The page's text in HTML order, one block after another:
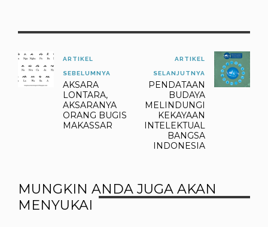
ARTIKEL
SEBELUMNYA
AKSARA
LONTARA,
AKSARANYA
ORANG BUGIS
MAKASSAR
ARTIKEL
SELANJUTNYA
PENDATAAN
BUDAYA
MELINDUNGI
KEKAYAAN
INTELEKTUAL
BANGSA
INDONESIA
MUNGKIN ANDA JUGA AKAN
MENYUKAI